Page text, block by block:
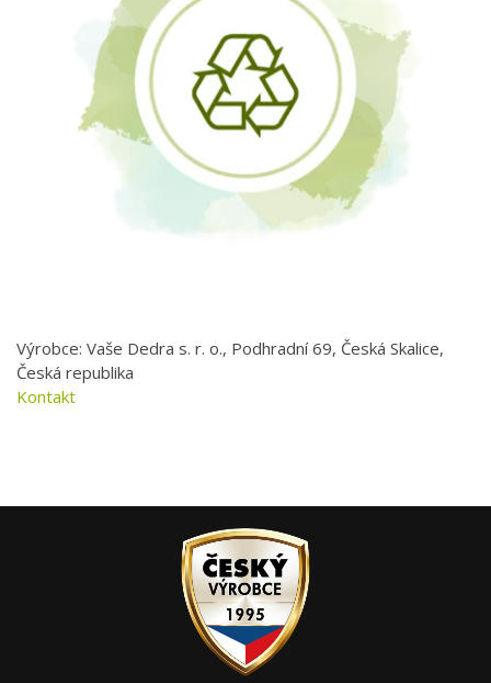
Výrobce: Vaše Dedra s. r. o., Podhradní 69, Česká Skalice,
Česká republika
Kontakt